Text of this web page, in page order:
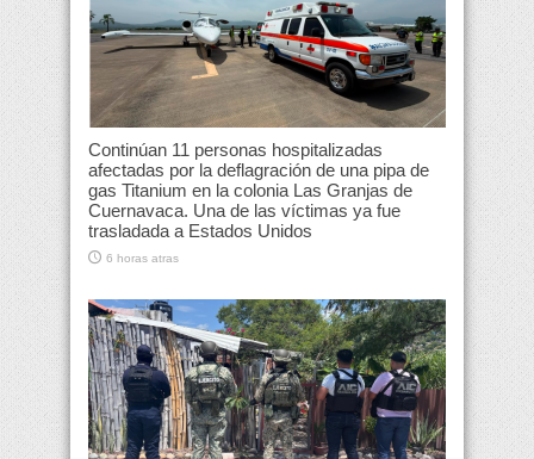
Continúan 11 personas hospitalizadas
afectadas por la deflagración de una pipa de
gas Titanium en la colonia Las Granjas de
Cuernavaca. Una de las víctimas ya fue
trasladada a Estados Unidos
6 horas atras